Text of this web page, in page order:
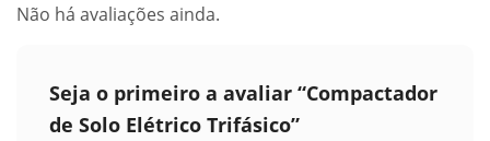
Não há avaliações ainda.
Seja o primeiro a avaliar “Compactador
de Solo Elétrico Trifásico”